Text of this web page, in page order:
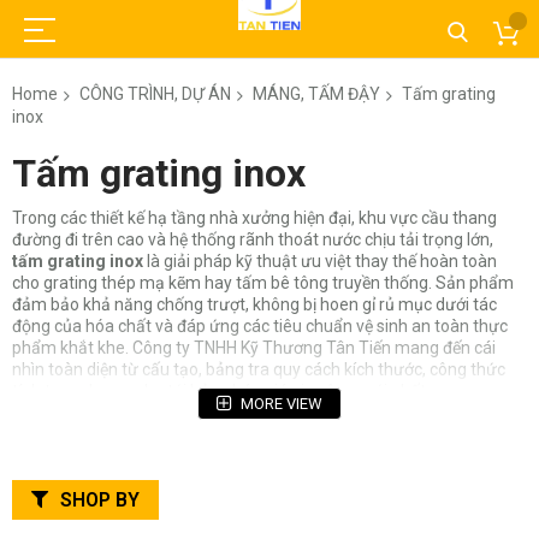
Home CÔNG TRÌNH, DỰ ÁN MÁNG, TẤM ĐẬY
Tấm grating
inox
Tấm grating inox
Trong các thiết kế hạ tầng nhà xưởng hiện đại, khu vực cầu thang
đường đi trên cao và hệ thống rãnh thoát nước chịu tải trọng lớn,
tấm grating inox là giải pháp kỹ thuật ưu việt thay thế hoàn toàn
cho grating thép mạ kẽm hay tấm bê tông truyền thống. Sản phẩm
đảm bảo khả năng chống trượt, không bị hoen gỉ rủ mục dưới tác
động của hóa chất và đáp ứng các tiêu chuẩn vệ sinh an toàn thực
phẩm khắt khe. Công ty TNHH Kỹ Thương Tân Tiến mang đến cái
nhìn toàn diện từ cấu tạo, bảng tra quy cách kích thước, công thức
tính trọng lượng cho tới bảng báo giá gia công mới nhất.
1. Tấm grating inox là gì? Cấu tạo & Công nghệ hàn liên
kết
1.1. Các chi tiết cấu thành tấm grating inox
MORE VIEW
SHOP BY